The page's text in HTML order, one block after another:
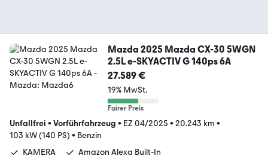
Mazda 2025 Mazda CX-30 5WGN
2.5L e-SKYACTIV G 140ps 6A
27.589 €
19% MwSt.
Fairer Preis
Unfallfrei • Vorführfahrzeug • EZ 04/2025 • 20.243 km •
103 kW (140 PS) • Benzin
KAMERA
Amazon Alexa Built-In